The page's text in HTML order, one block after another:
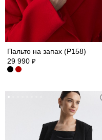
Пальто на запах (Р158)
29 990 ₽